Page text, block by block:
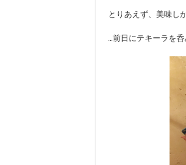
とりあえず、美味し
...前日にテキーラを